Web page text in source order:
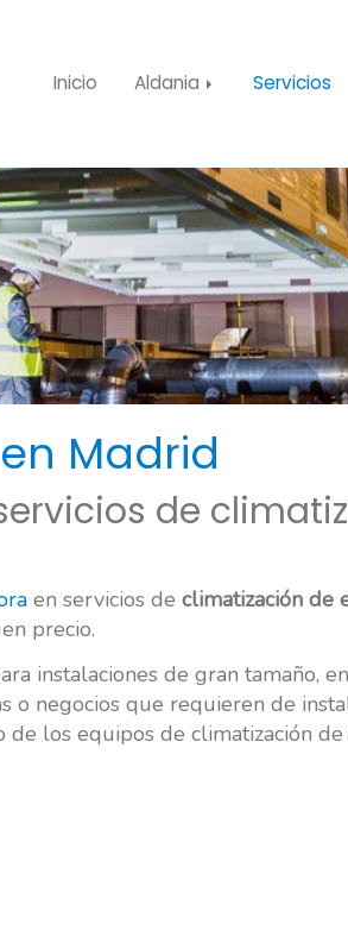
Inicio Aldania Servicios
Madrid
de
en servicios de climatización de
precio.
instalaciones de gran tamaño,
o negocios que requieren de
de los equipos de climatización